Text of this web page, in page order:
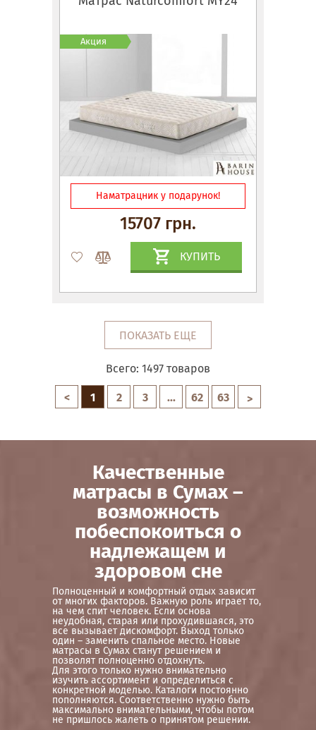
Наматрацник у подарунок!
15707 грн.
КУПИТЬ
Акция
ПОКАЗАТЬ ЕЩЕ
Всего: 1497 товаров
< 1 2 3 ... 62 63 >
Качественные
матрасы в Сумах –
возможность
побеспокоиться о
надлежащем и
здоровом сне
Полноценный и комфортный отдых зависит
от многих факторов. Важную роль играет то,
на чем спит человек. Если основа
неудобная, старая или прохудившаяся, это
все вызывает дискомфорт. Выход только
один – заменить спальное место. Новые
матрасы в Сумах станут решением и
позволят полноценно отдохнуть.
Для этого только нужно внимательно
изучить ассортимент и определиться с
конкретной моделью. Каталоги постоянно
пополняются. Соответственно нужно быть
максимально внимательными, чтобы потом
не пришлось жалеть о принятом решении.